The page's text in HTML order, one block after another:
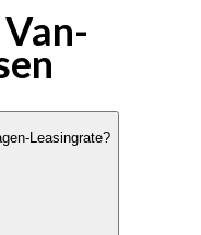
Leasingrate?